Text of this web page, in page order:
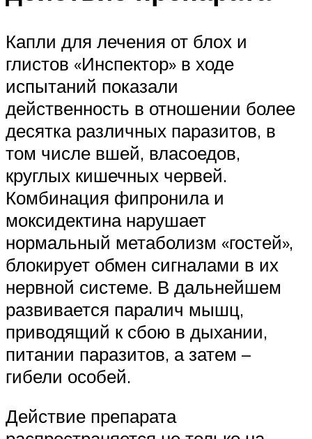
Капли для лечения от блох и
глистов «Инспектор» в ходе
испытаний показали
действенность в отношении более
десятка различных паразитов, в
том числе вшей, власоедов,
круглых кишечных червей.
Комбинация фипронила и
моксидектина нарушает
нормальный метаболизм «гостей»,
блокирует обмен сигналами в их
нервной системе. В дальнейшем
развивается паралич мышц,
приводящий к сбою в дыхании,
питании паразитов, а затем –
гибели особей.
Действие препарата